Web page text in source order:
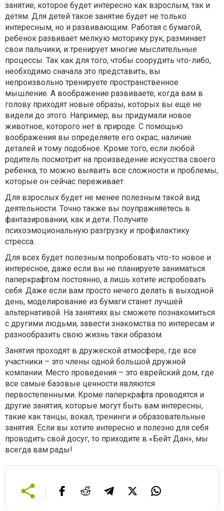
занятие, которое будет интересно как взрослым, так и
детям. Для детей такое занятие будет не только
интересным, но и развивающим. Работая с бумагой,
ребенок развивает мелкую моторику рук, разминает
свои пальчики, и тренирует многие мыслительные
процессы. Так как для того, чтобы соорудить что-либо,
необходимо сначала это представить, вы
непроизвольно тренируете пространственное
мышление. А воображение развиваете, когда вам в
голову приходят новые образы, которых вы еще не
видели до этого. Например, вы придумали новое
животное, которого нет в природе. С помощью
воображения вы определяете его окрас, наличие
деталей и тому подобное. Кроме того, если любой
родитель посмотрит на произведение искусства своего
ребенка, то можно выявить все сложности и проблемы,
которые он сейчас переживает.
Для взрослых будет не менее полезным такой вид
деятельности. Точно также вы поупражняетесь в
фантазировании, как и дети. Получите
психоэмоциональную разгрузку и профилактику
стресса.
Для всех будет полезным попробовать что-то новое и
интересное, даже если вы не планируете заниматься
паперкрафтом постоянно, а лишь хотите испробовать
себя. Даже если вам просто нечего делать в выходной
день, моделирование из бумаги станет лучшей
альтернативой. На занятиях вы сможете познакомиться
с другими людьми, завести знакомства по интересам и
разнообразить свою жизнь таки образом.
Занятия проходят в дружеской атмосфере, где все
участники – это члены одной большой дружной
компании. Место проведения – это еврейский дом, где
все самые базовые ценности являются
первостепенными. Кроме паперкрафта проводятся и
другие занятия, которые могут быть вам интересны,
такие как танцы, вокал, тренинги и образовательные
занятия. Если вы хотите интересно и полезно для себя
проводить свой досуг, то приходите в «Бейт Дан», мы
всегда вам рады!